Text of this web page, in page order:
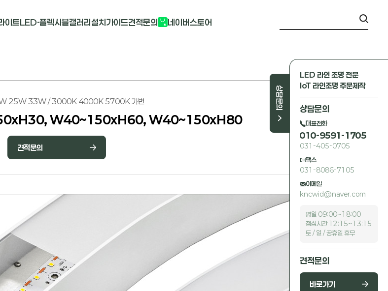
이트LED·플렉시블
바리솔PCB
갤러리설치가이드견적문의 네이버스토어
상담문의
LED 라인 조명 전문
IoT 라인조명 주문제작
상담문의
대표전화
010-9591-1705
031-405-0705
팩스
031-8086-7105
이메일
kncwid@naver.com
평일 09:00~18:00
점심시간 12:15~13:15
토 / 일 / 공휴일 휴무
견적문의
바로가기
25W 33W / 3000K 4000K 5700K 가변
W40~150xH60, W40~150xH80
견적문의